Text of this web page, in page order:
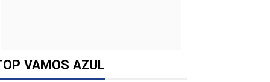
VAMOS AZUL